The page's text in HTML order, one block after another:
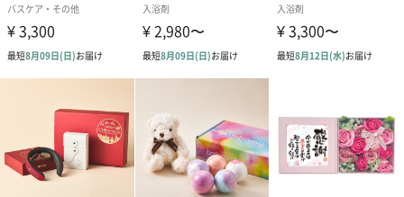
とができます。お風呂のお湯は万が一赤ちゃんの口に入ってしま
っても安全な高品質。沐浴した後は、寝つきの悪い赤ちゃんもす
やすや。
お風呂の残り湯でペットの体を洗ってあげることができます。ク
レイの効果でニオイの元を吸着。地面に近い生活をしているペッ
トは、環境汚染物質など不要なものが体に付着しやすいため、よ
く洗ってあげましょう。毛並みがふさふさ、柔らかくなります。